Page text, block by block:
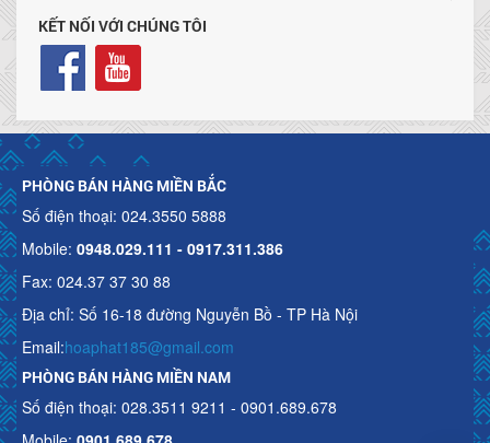
KẾT NỐI VỚI CHÚNG TÔI
PHÒNG BÁN HÀNG MIỀN BẮC
Số điện thoại: 024.3550 5888
Mobile: 0948.029.111 - 0917.311.386
Fax: 024.37 37 30 88
Địa chỉ: Số 16-18 đường Nguyễn Bồ - TP Hà Nội
Email:hoaphat185@gmail.com
PHÒNG BÁN HÀNG MIỀN NAM
Số điện thoại: 028.3511 9211 - 0901.689.678